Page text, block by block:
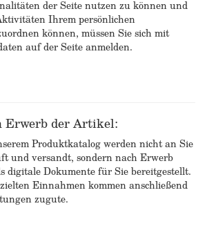
der Seite nutzen zu können und
Ihrem persönlichen
können, müssen Sie sich mit
auf der Seite anmelden.
Erwerb der Artikel:
Produktkatalog werden nicht an Sie
und versandt, sondern nach Erwerb
digitale Dokumente für Sie bereitgestellt.
Einnahmen kommen anschließend
zugute.